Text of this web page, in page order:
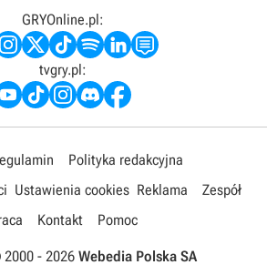
GRYOnline.pl:
tvgry.pl:
Polityka redakcyjna
Ustawienia cookies Reklama
Zespół
Kontakt Pomoc
- 2026 Webedia Polska SA